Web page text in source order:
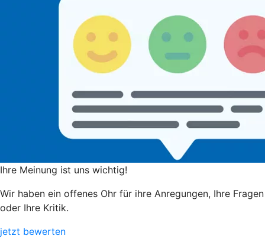
Ihre Meinung ist uns wichtig!
Wir haben ein offenes Ohr für ihre Anregungen, Ihre Fragen
oder Ihre Kritik.
jetzt bewerten